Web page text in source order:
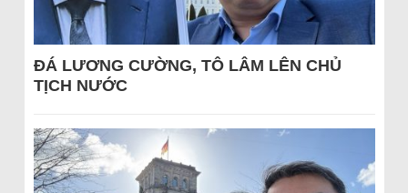
ĐÁ LƯƠNG CƯỜNG, TÔ LÂM LÊN CHỦ
TỊCH NƯỚC